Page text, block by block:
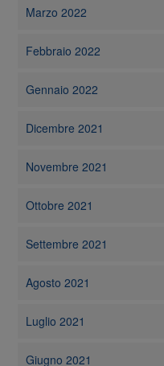
Marzo 2022
Febbraio 2022
Gennaio 2022
Dicembre 2021
Novembre 2021
Ottobre 2021
Settembre 2021
Agosto 2021
Luglio 2021
Giugno 2021